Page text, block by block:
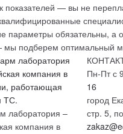
показателей — вы не
параметры обязательны, а
подберем оптимальный
лаборатория –
компания в
Пн-Пт с
16
город
стр. 5,